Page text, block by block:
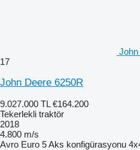
17
John Deere 6250R
9.027.000 TL €164.200
Tekerlekli traktör
2018
4.800 m/s
Avro Euro 5Aks konfigürasyonu